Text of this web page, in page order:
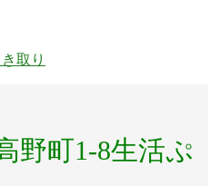
取り
野町1-8生活ぷ